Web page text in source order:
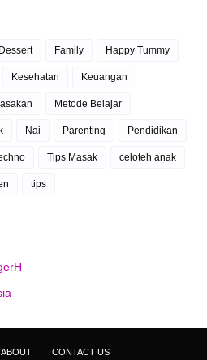
Dessert Family Happy Tummy
Kesehatan Keuangan
Metode Belajar
Nai Parenting Pendidikan
Tips Masak celoteh anak
tips
ABOUT CONTACT US